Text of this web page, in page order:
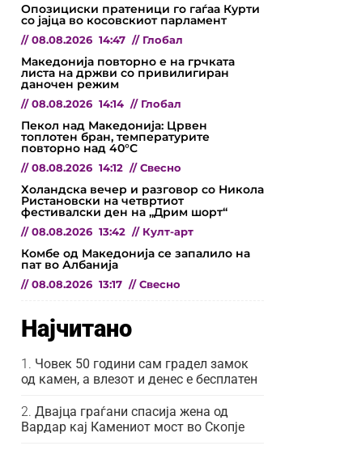
Опозициски пратеници го гаѓаа Курти
со јајца во косовскиот парламент
// 08.08.2026 14:47 // Глобал
Македонија повторно е на грчката
листа на држви со привилигиран
даночен режим
// 08.08.2026 14:14 // Глобал
Пекол над Македонија: Црвен
топлотен бран, температурите
повторно над 40°C
// 08.08.2026 14:12 // Свесно
Холандска вечер и разговор со Никола
Ристановски на четвртиот
фестивалски ден на „Дрим шорт“
// 08.08.2026 13:42 // Култ-арт
Комбе од Македонија се запалило на
пат во Албанија
// 08.08.2026 13:17 // Свесно
Најчитано
Човек 50 години сам градел замок
од камен, а влезот и денес е бесплатен
Двајца граѓани спасија жена од
Вардар кај Камениот мост во Скопје